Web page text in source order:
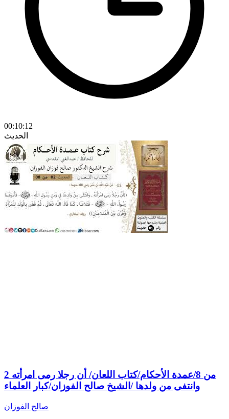
00:10:12
الحديث
2 من 8/عمدة الأحكام/كتاب اللعان/ أن رجلا رمى امرأته
وانتفى من ولدها /الشيخ صالح الفوزان/كبار العلماء
صالح الفوزان